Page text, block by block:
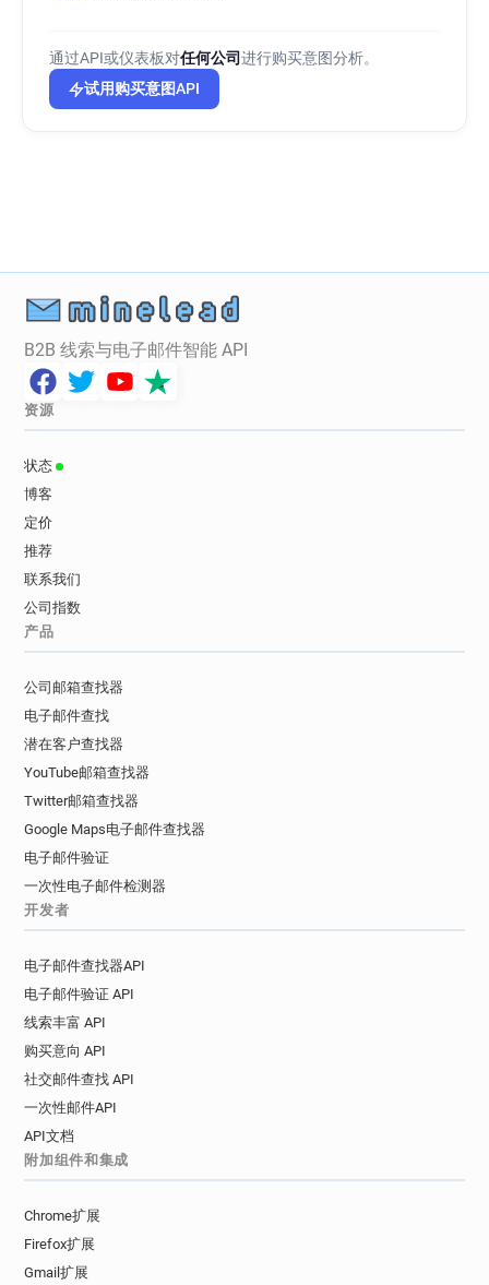
通过API或仪表板对任何公司进行购买意图分析。
试用购买意图API
B2B 线索与电子邮件智能 API
资源
状态
博客
定价
推荐
联系我们
公司指数
产品
公司邮箱查找器
电子邮件查找
潜在客户查找器
YouTube邮箱查找器
Twitter邮箱查找器
Google Maps电子邮件查找器
电子邮件验证
一次性电子邮件检测器
开发者
电子邮件查找器API
电子邮件验证 API
线索丰富 API
购买意向 API
社交邮件查找 API
一次性邮件API
API文档
附加组件和集成
Chrome扩展
Firefox扩展
Gmail扩展